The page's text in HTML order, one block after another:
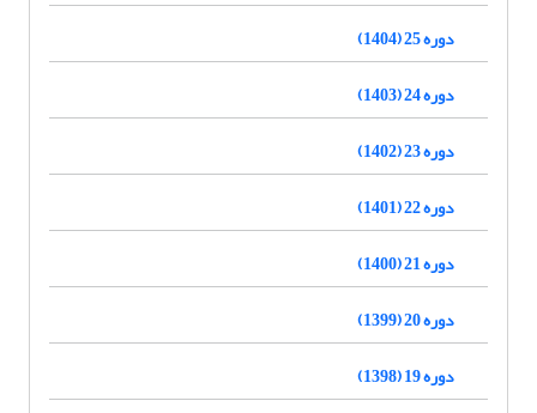
دوره 25 (1404)
دوره 24 (1403)
دوره 23 (1402)
دوره 22 (1401)
دوره 21 (1400)
دوره 20 (1399)
دوره 19 (1398)